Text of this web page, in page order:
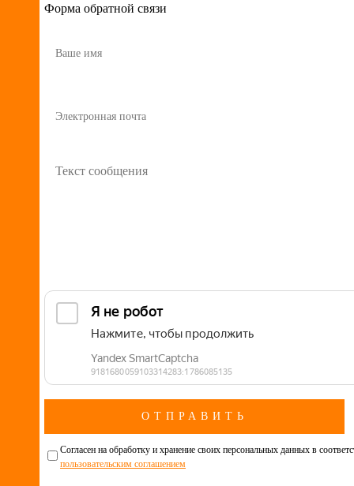
Форма обратной связи
Cогласен на обработку и хранение своих персональных данных в
пользовательским соглашением